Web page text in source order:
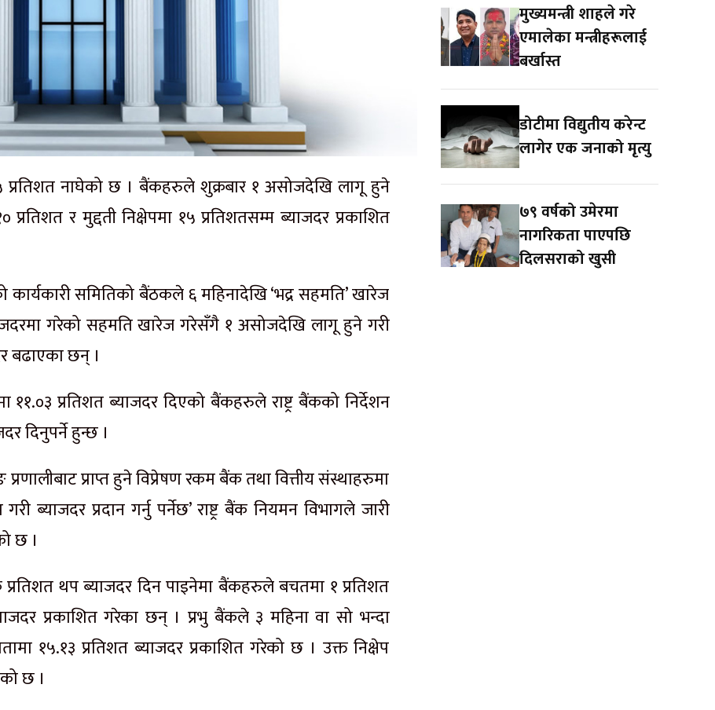
प्रतिशत नाघेको छ । बैंकहरुले शुक्रबार १ असोजदेखि लागू हुने
र मुद्दती निक्षेपमा १५ प्रतिशतसम्म ब्याजदर प्रकाशित
समितिको बैंठकले ६ महिनादेखि ‘भद्र सहमति’ खारेज
गरेको सहमति खारेज गरेसँगै १ असोजदेखि लागू हुने गरी
बढाएका छन् ।
११.०३ प्रतिशत ब्याजदर दिएको बैंकहरुले राष्ट्र बैंकको निर्देशन
दिनुपर्ने हुन्छ ।
प्राप्त हुने विप्रेषण रकम बैंक तथा वित्तीय संस्थाहरुमा
ब्याजदर प्रदान गर्नु पर्नेछ’ राष्ट्र बैंक नियमन विभागले जारी
छ ।
थप ब्याजदर दिन पाइनेमा बैंकहरुले बचतमा १ प्रतिशत
प्रकाशित गरेका छन् । प्रभु बैंकले ३ महिना वा सो भन्दा
१५.१३ प्रतिशत ब्याजदर प्रकाशित गरेको छ । उक्त निक्षेप
छ ।
मुख्यमन्त्री शाहले गरे
एमालेका मन्त्रीहरूलाई
बर्खास्त
डोटीमा विद्युतीय करेन्ट
लागेर एक जनाको मृत्यु
७९ वर्षको उमेरमा
नागरिकता पाएपछि
दिलसराको खुसी